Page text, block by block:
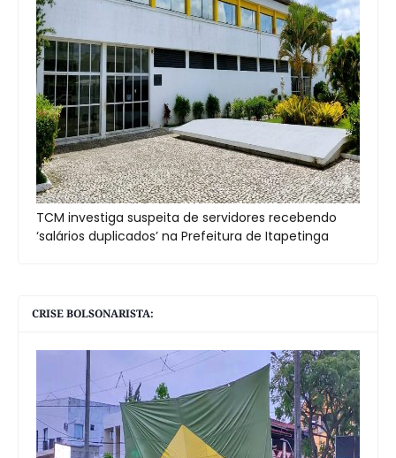
TCM investiga suspeita de servidores recebendo
‘salários duplicados’ na Prefeitura de Itapetinga
CRISE BOLSONARISTA: